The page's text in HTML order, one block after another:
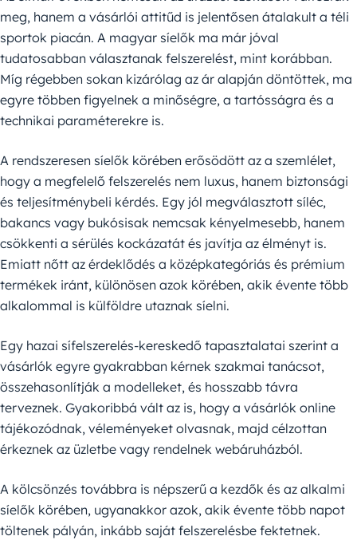
meg, hanem a vásárlói attitűd is jelentősen átalakult a téli
sportok piacán. A magyar síelők ma már jóval
tudatosabban választanak felszerelést, mint korábban.
Míg régebben sokan kizárólag az ár alapján döntöttek, ma
egyre többen figyelnek a minőségre, a tartósságra és a
technikai paraméterekre is.
A rendszeresen síelők körében erősödött az a szemlélet,
hogy a megfelelő felszerelés nem luxus, hanem biztonsági
és teljesítménybeli kérdés. Egy jól megválasztott síléc,
bakancs vagy bukósisak nemcsak kényelmesebb, hanem
csökkenti a sérülés kockázatát és javítja az élményt is.
Emiatt nőtt az érdeklődés a középkategóriás és prémium
termékek iránt, különösen azok körében, akik évente több
alkalommal is külföldre utaznak síelni.
Egy hazai sífelszerelés-kereskedő tapasztalatai szerint a
vásárlók egyre gyakrabban kérnek szakmai tanácsot,
összehasonlítják a modelleket, és hosszabb távra
terveznek. Gyakoribbá vált az is, hogy a vásárlók online
tájékozódnak, véleményeket olvasnak, majd célzottan
érkeznek az üzletbe vagy rendelnek webáruházból.
A kölcsönzés továbbra is népszerű a kezdők és az alkalmi
síelők körében, ugyanakkor azok, akik évente több napot
töltenek pályán, inkább saját felszerelésbe fektetnek.